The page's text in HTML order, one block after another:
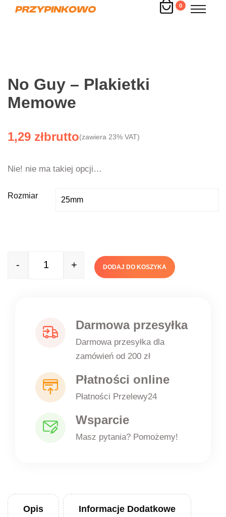
0
No Guy – Plakietki
Memowe
1,29 zł (zawiera 23% VAT)
Nie! nie ma takiej opcji…
Rozmiar
Quantity
- + DODAJ DO KOSZYKA
Darmowa przesyłka
Darmowa przesyłka dla
zamówień od 200 zł
Płatności online
Płatności Przelewy24
Wsparcie
Masz pytania? Pomożemy!
Opis Informacje Dodatkowe